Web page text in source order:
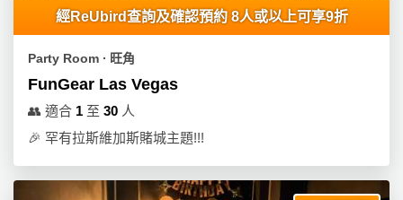
經ReUbird查詢及確認預約 8人或以上可享9折
Party Room ∙ 旺角
FunGear Las Vegas
👥 適合 1 至 30 人
🎉 罕有拉斯維加斯賭城主題!!!